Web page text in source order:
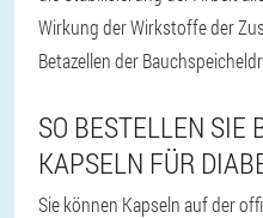
Wirkung der Wirkstoffe der
Betazellen der
SO BESTELLEN SIE
KAPSELN FÜR
Sie können Kapseln auf der